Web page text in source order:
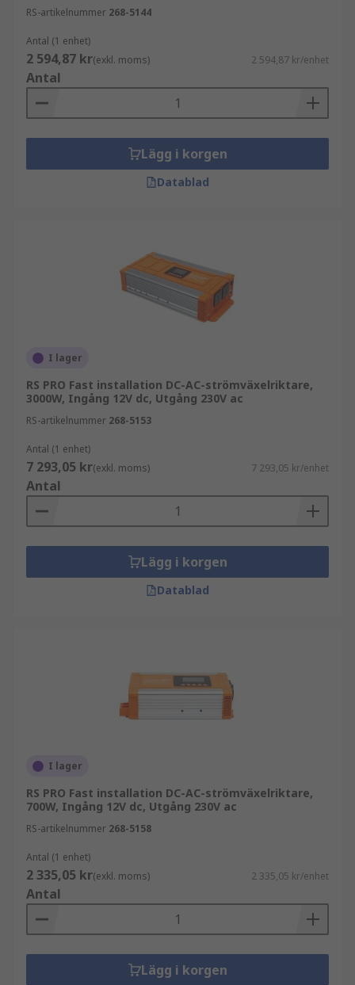
RS-artikelnummer 268-5144
Antal (1 enhet)
2 594,87 kr(exkl. moms) 2 594,87 kr/enhet
Antal
Lägg i korgen
Datablad
I lager
RS PRO Fast installation DC-AC-strömväxelriktare,
3000W, Ingång 12V dc, Utgång 230V ac
RS-artikelnummer 268-5153
Antal (1 enhet)
7 293,05 kr(exkl. moms) 7 293,05 kr/enhet
Antal
Lägg i korgen
Datablad
I lager
RS PRO Fast installation DC-AC-strömväxelriktare,
700W, Ingång 12V dc, Utgång 230V ac
RS-artikelnummer 268-5158
Antal (1 enhet)
2 335,05 kr(exkl. moms) 2 335,05 kr/enhet
Antal
Lägg i korgen